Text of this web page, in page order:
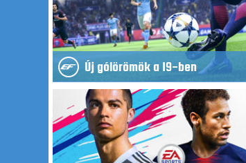
Új gólörömök a 19-ben